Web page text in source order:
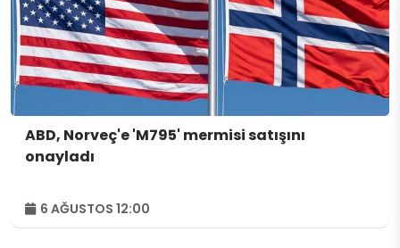
ABD, Norveç'e 'M795' mermisi satışını
onayladı
6 AĞUSTOS 12:00